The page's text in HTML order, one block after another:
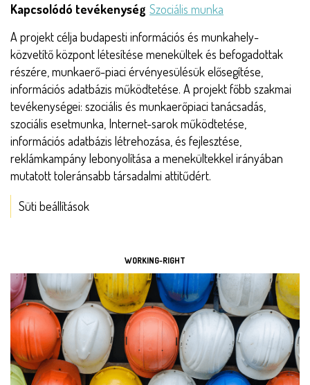
Kapcsolódó tevékenység Szociális munka
A projekt célja budapesti információs és munkahely-
közvetítő központ létesítése menekültek és befogadottak
részére, munkaerő-piaci érvényesülésük elősegítése,
információs adatbázis működtetése. A projekt főbb szakmai
tevékenységei: szociális és munkaerőpiaci tanácsadás,
szociális esetmunka, Internet-sarok működtetése,
információs adatbázis létrehozása, és fejlesztése,
reklámkampány lebonyolítása a menekültekkel irányában
mutatott toleránsabb társadalmi attitűdért.
ESZKÖZÖK
Süti beállítások
WORKING-RIGHT